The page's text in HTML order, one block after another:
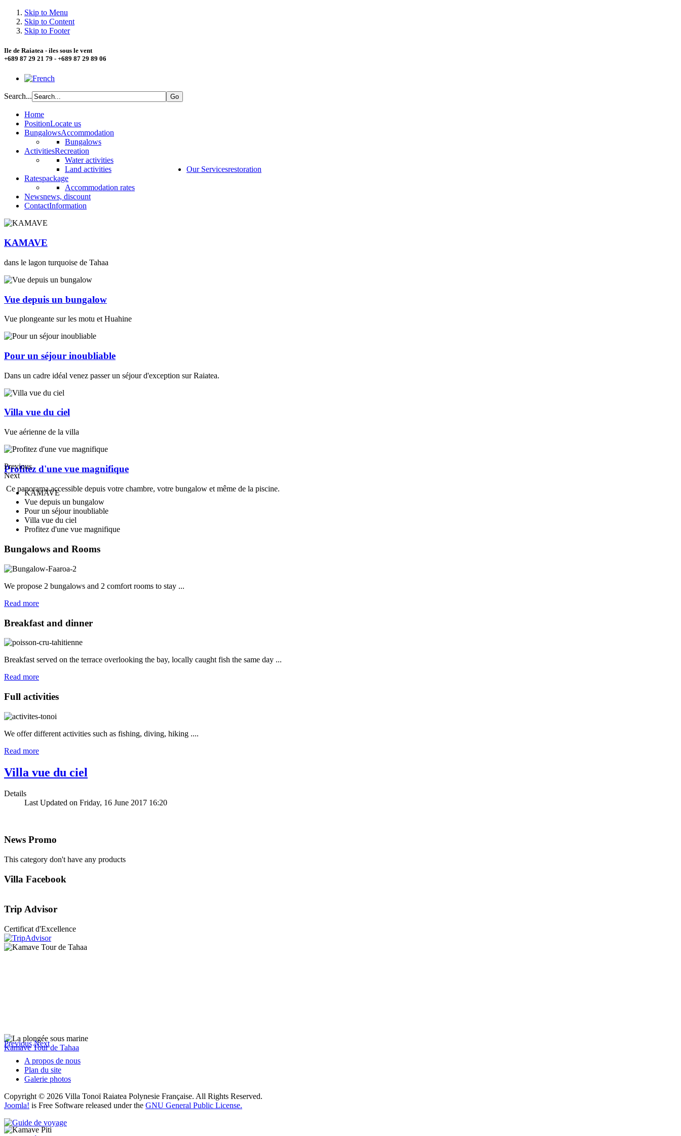
Skip to Menu
Skip to Content
Skip to Footer
Ile de Raiatea - iles sous le vent
+689 87 29 21 79 - +689 87 29 89 06
Search...
Home
PositionLocate us
BungalowsAccommodation
Bungalows
ActivitiesRecreation
Water activities
Land activities
Our Servicesrestoration
Ratespackage
Accommodation rates
Newsnews, discount
ContactInformation
KAMAVE
dans le lagon turquoise de Tahaa
Vue depuis un bungalow
Vue plongeante sur les motu et Huahine
Pour un séjour inoubliable
Dans un cadre idéal venez passer un séjour d'exception sur Raiatea.
Villa vue du ciel
Vue aérienne de la villa
Profitez d'une vue magnifique
Ce panorama accessible depuis votre chambre, votre bungalow et même de la piscine.
Previous
Next
KAMAVE
Vue depuis un bungalow
Pour un séjour inoubliable
Villa vue du ciel
Profitez d'une vue magnifique
Bungalows and Rooms
We propose 2 bungalows and 2 comfort rooms to stay ...
Read more
Breakfast and dinner
Breakfast served on the terrace overlooking the bay, locally caught fish the same day ...
Read more
Full activities
We offer different activities such as fishing, diving, hiking ....
Read more
Villa vue du ciel
Details
Last Updated on Friday, 16 June 2017 16:20
News Promo
This category don't have any products
Villa Facebook
Trip Advisor
Certificat d'Excellence
Kamave Tour de Tahaa
Previous Next
A propos de nous
Plan du site
Galerie photos
Copyright © 2026 Villa Tonoï Raiatea Polynesie Française. All Rights Reserved.
Joomla! is Free Software released under the GNU General Public License.